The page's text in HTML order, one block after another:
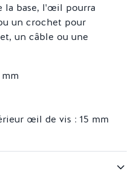
la base, l'œil pourra
un crochet pour
un câble ou une
œil de vis : 15 mm